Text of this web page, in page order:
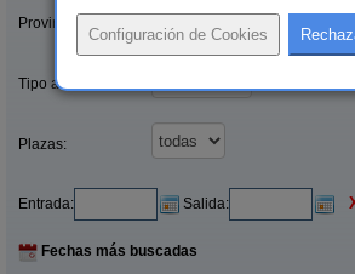
Provincias/Islas:
Tipo alquiler:
Plazas:
Entrada: Salida:
Fechas más buscadas